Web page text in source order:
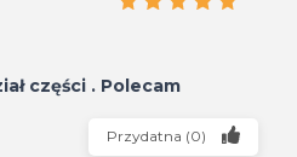
części . Polecam
Przydatna (0)